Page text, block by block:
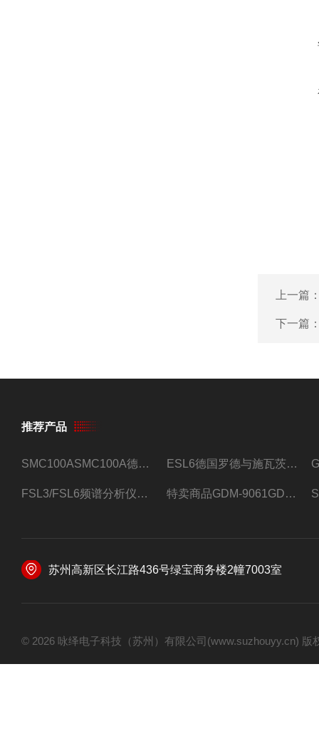
上一篇
下一篇
推荐产品
SMC100ASMC100A德国罗德与施瓦茨射频信号源 ESL6德国罗德与施瓦茨预认证EMI接收机
FSL3/FSL6频谱分析仪FSL3/FSL6罗德与施瓦茨 特卖商品GDM-9061GDM-9061台式万用表
苏州高新区长江路436号绿宝商务楼2幢7003室
© 2026 咏绎电子科技（苏州）有限公司(www.suzhouyy.cn)